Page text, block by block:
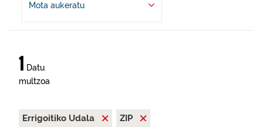
Mota aukeratu
1 Datu
multzoa
Errigoitiko Udala
ZIP